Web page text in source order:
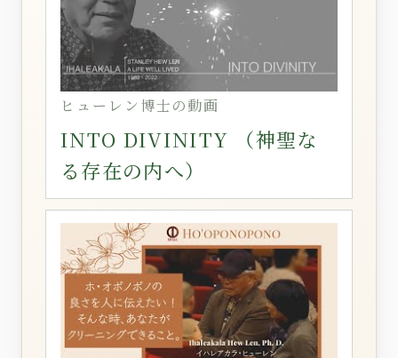
ヒューレン博士の動画
INTO DIVINITY （神聖な
る存在の内へ）